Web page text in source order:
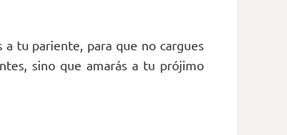
a tu pariente, para que no cargues
sino que amarás a tu prójimo